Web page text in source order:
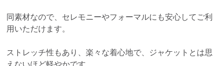
同素材なので、セレモニーやフォーマルにも安心してご利
用いただけます。
ストレッチ性もあり、楽々な着心地で、ジャケットとは思